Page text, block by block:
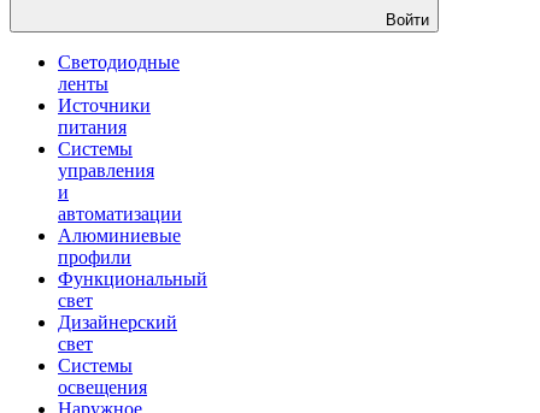
Войти
Светодиодные
ленты
Источники
питания
Системы
управления
и
автоматизации
Алюминиевые
профили
Функциональный
свет
Дизайнерский
свет
Системы
освещения
Наружное